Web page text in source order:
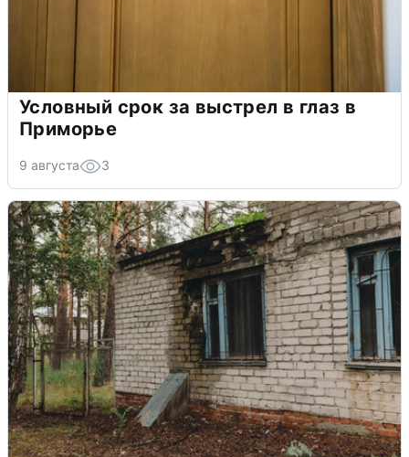
Условный срок за выстрел в глаз в
Приморье
9 августа 3